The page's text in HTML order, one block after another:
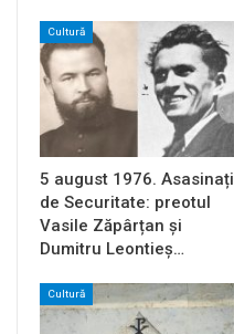
Cultură
5 august 1976. Asasinați
de Securitate: preotul
Vasile Zăpârțan și
Dumitru Leontieș…
Cultură